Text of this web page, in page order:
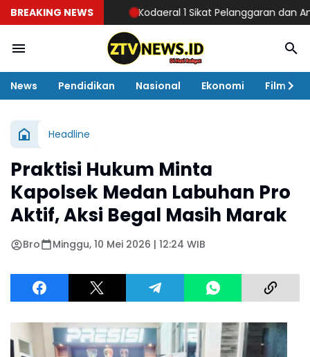
BREAKING NEWS Kodaeral 1 Sikat Pelanggaran dan
News Pendidikan Nasional Ekonomi Film
Headline
Praktisi Hukum Minta
Kapolsek Medan Labuhan Pro
Aktif, Aksi Begal Masih Marak
Bro Minggu, 10 Mei 2026 | 12:24 WIB